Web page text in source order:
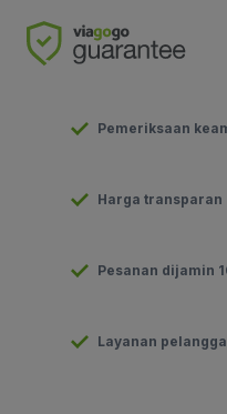
Pemeriksaan
Harga transparan
Pesanan dijamin
Layanan